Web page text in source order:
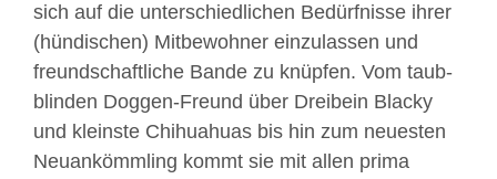
sich auf die unterschiedlichen Bedürfnisse ihrer
(hündischen) Mitbewohner einzulassen und
freundschaftliche Bande zu knüpfen. Vom taub-
blinden Doggen-Freund über Dreibein Blacky
und kleinste Chihuahuas bis hin zum neuesten
Neuankömmling kommt sie mit allen prima